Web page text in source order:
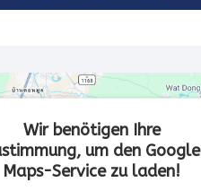
Wir benötigen Ihre
um den Google
Maps-Service zu laden!